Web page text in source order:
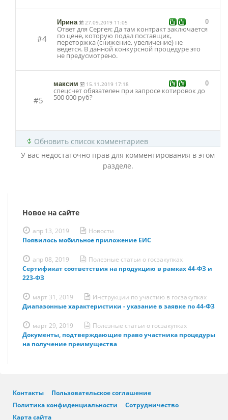
0
#4
Ирина 27.09.2019 11:05
Ответ для Сергея: Да там контракт заключается
по цене, которую подал поставщик,
переторжка (снижение, увеличение) не
ведется. В данной конкурсной процедуре это
не предусмотрено.
0
#5
максим 15.11.2019 17:18
спецсчет обязателен при запросе котировок до
500 000 руб?
Обновить список комментариев
У вас недостаточно прав для комментирования в этом
разделе.
Новое на сайте
апр 13, 2019
Новости
Появилось мобильное приложение ЕИС
апр 08, 2019
Полезные статьи о госзакупках
Сертификат соответствия на продукцию в рамках 44-ФЗ и
223-ФЗ
март 31, 2019
Инструкции по участию в госзакупках
Диапазонные характеристики - указание в заявке по 44-ФЗ
март 29, 2019
Полезные статьи о госзакупках
Документы, подтверждающие право участника процедуры
на получение преимущества
Контакты
Пользовательское соглашение
Политика конфиденциальности
Сотрудничество
Карта сайта